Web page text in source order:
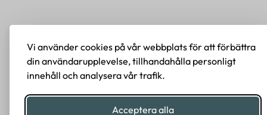
Vi använder cookies på vår webbplats för att förbättra
din användarupplevelse, tillhandahålla personligt
innehåll och analysera vår trafik.
Acceptera alla